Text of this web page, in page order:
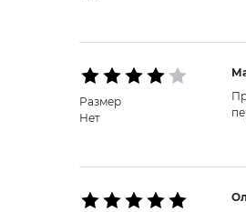
Размер
Нет